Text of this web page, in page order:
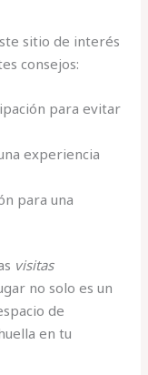
sitio de interés
consejos:
para evitar
experiencia
para una
visitas
no solo es un
de
en tu